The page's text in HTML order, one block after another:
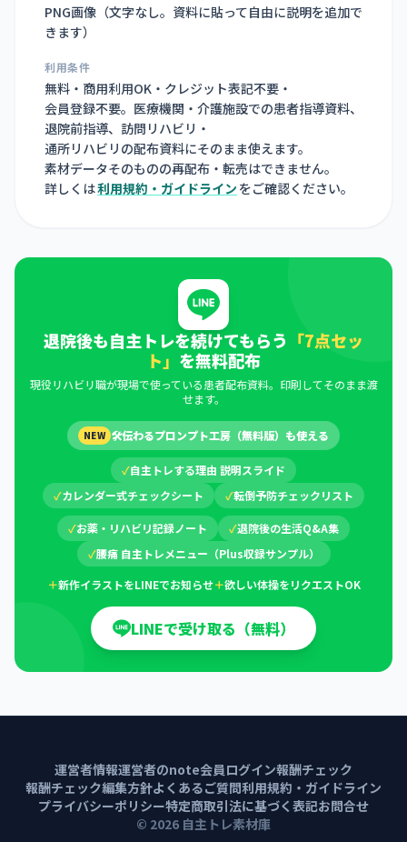
PNG画像（文字なし。資料に貼って自由に説明を追加で
きます）
利用条件
無料・商用利用OK・クレジット表記不要・
会員登録不要。医療機関・介護施設での患者指導資料、
退院前指導、訪問リハビリ・
通所リハビリの配布資料にそのまま使えます。
素材データそのものの再配布・転売はできません。
詳しくは利用規約・ガイドライン をご確認ください。
退院後も自主トレを続けてもらう 「7点セッ
ト」 を無料配布
現役リハビリ職が現場で使っている患者配布資料。印刷してそのまま渡
せます。
NEW 🛠伝わるプロンプト工房（無料版）も使える
✓自主トレする理由 説明スライド
✓カレンダー式チェックシート ✓転倒予防チェックリスト
✓お薬・リハビリ記録ノート ✓退院後の生活Q&A集
✓腰痛 自主トレメニュー（Plus収録サンプル）
＋新作イラストをLINEでお知らせ＋欲しい体操をリクエストOK
LINEで受け取る（無料）
運営者情報運営者のnote会員ログイン報酬チェック
報酬チェック編集方針よくあるご質問利用規約・ガイドライン
プライバシーポリシー特定商取引法に基づく表記お問合せ
© 2026 自主トレ素材庫